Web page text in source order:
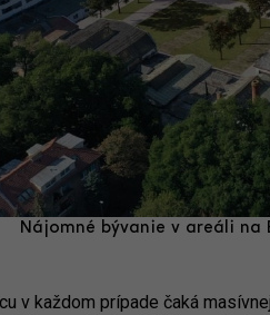
Nájomné bývanie v areáli na
v každom prípade čaká